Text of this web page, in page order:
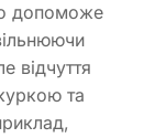
допоможе
відчуття
та